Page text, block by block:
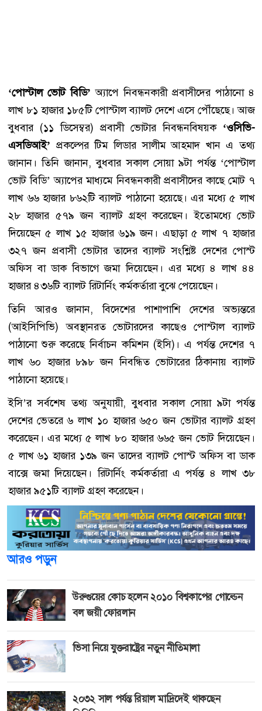
‘পোস্টাল ভোট বিডি’ অ্যাপে নিবন্ধনকারী প্রবাসীদের পাঠানো ৪
লাখ ৮১ হাজার ১৮৫টি পোস্টাল ব্যালট দেশে এসে পৌঁছেছে। আজ
বুধবার (১১ ডিসেম্বর) প্রবাসী ভোটার নিবন্ধনবিষয়ক ‘ওসিভি-
এসডিআই’ প্রকল্পের টিম লিডার সালীম আহমাদ খান এ তথ্য
জানান। তিনি জানান, বুধবার সকাল সোয়া ৯টা পর্যন্ত ‘পোস্টাল
ভোট বিডি’ অ্যাপের মাধ্যমে নিবন্ধনকারী প্রবাসীদের কাছে মোট ৭
লাখ ৬৬ হাজার ৮৬২টি ব্যালট পাঠানো হয়েছে। এর মধ্যে ৫ লাখ
২৮ হাজার ৫৭৯ জন ব্যালট গ্রহণ করেছেন। ইতোমধ্যে ভোট
দিয়েছেন ৫ লাখ ১৫ হাজার ৬১৯ জন। এছাড়া ৫ লাখ ৭ হাজার
৩২৭ জন প্রবাসী ভোটার তাদের ব্যালট সংশ্লিষ্ট দেশের পোস্ট
অফিস বা ডাক বিভাগে জমা দিয়েছেন। এর মধ্যে ৪ লাখ ৪৪
হাজার ৪৩৬টি ব্যালট রিটার্নিং কর্মকর্তারা বুঝে পেয়েছেন।
তিনি আরও জানান, বিদেশের পাশাপাশি দেশের অভ্যন্তরে
(আইসিপিভি) অবস্থানরত ভোটারদের কাছেও পোস্টাল ব্যালট
পাঠানো শুরু করেছে নির্বাচন কমিশন (ইসি)। এ পর্যন্ত দেশের ৭
লাখ ৬০ হাজার ৮৯৮ জন নিবন্ধিত ভোটারের ঠিকানায় ব্যালট
পাঠানো হয়েছে।
ইসি’র সর্বশেষ তথ্য অনুযায়ী, বুধবার সকাল সোয়া ৯টা পর্যন্ত
দেশের ভেতরে ৬ লাখ ১০ হাজার ৬৫০ জন ভোটার ব্যালট গ্রহণ
করেছেন। এর মধ্যে ৫ লাখ ৮০ হাজার ৬৬৫ জন ভোট দিয়েছেন।
৫ লাখ ৬১ হাজার ১৩৯ জন তাদের ব্যালট পোস্ট অফিস বা ডাক
বাক্সে জমা দিয়েছেন। রিটার্নিং কর্মকর্তারা এ পর্যন্ত ৪ লাখ ৩৮
হাজার ৯৫১টি ব্যালট গ্রহণ করেছেন।
আরও পড়ুন
উরুগুয়ের কোচ হলেন ২০১০ বিশ্বকাপের গোল্ডেন
বল জয়ী ফোরলান
ভিসা নিয়ে যুক্তরাষ্ট্রের নতুন নীতিমালা
২০৩২ সাল পর্যন্ত রিয়াল মাদ্রিদেই থাকছেন